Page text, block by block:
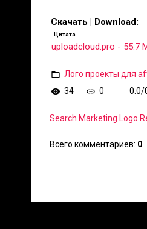
Скачать | Download:
Цитата
uploadcloud.pro - 55.7
Лого проекты для
34
0 0.0/
Search Marketing Logo
Всего комментариев: 0